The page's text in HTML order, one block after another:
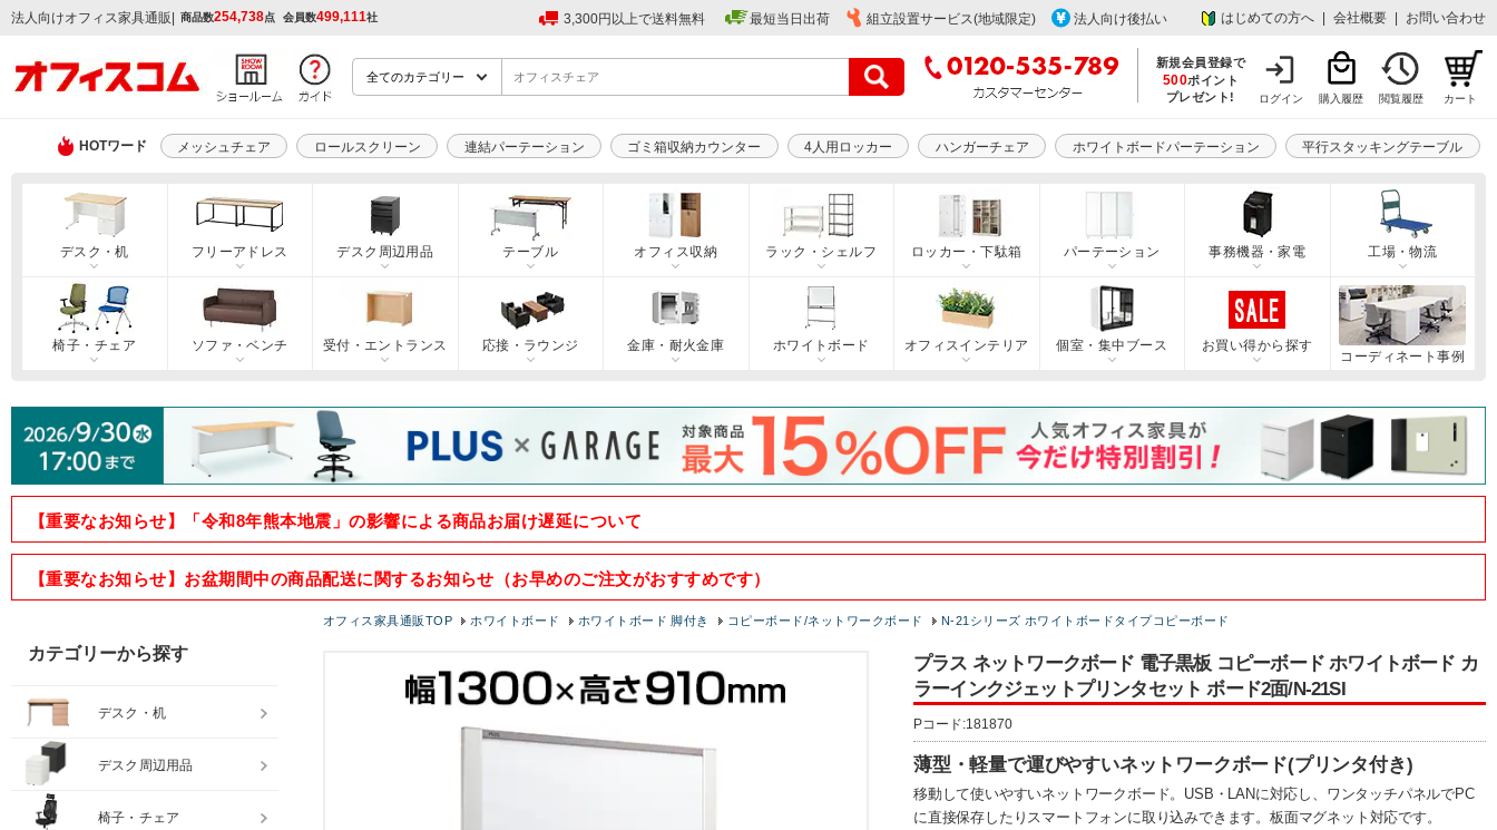
法人向けオフィス家具通販 | 商品数254,738点 会員数499,111社 3,300円以上で送料無料 最短当日出荷 組立設置サービス(地域限定) 法人向け後払い はじめての方へ 会社概要 お問い合わせ
新規会員登録で
500ポイント
プレゼント!
ログイン 購入履歴 閲覧履歴 カート
HOTワード メッシュチェア ロールスクリーン 連結パーテーション ゴミ箱収納カウンター 4人用ロッカー ハンガーチェア ホワイトボードパーテーション 平行スタッキングテーブル
デスク・机 フリーアドレス デスク周辺用品 テーブル オフィス収納 ラック・シェルフ ロッカー・下駄箱 パーテーション 事務機器・家電 工場・物流
椅子・チェア ソファ・ベンチ 受付・エントランス 応接・ラウンジ 金庫・耐火金庫 ホワイトボード オフィスインテリア 個室・集中ブース
お買い得から探す
コーディネート事例
【重要なお知らせ】「令和8年熊本地震」の影響による商品お届け遅延について
【重要なお知らせ】お盆期間中の商品配送に関するお知らせ（お早めのご注文がおすすめです）
オフィス家具通販TOP ホワイトボード ホワイトボード 脚付き コピーボード/ネットワークボード N-21シリーズ ホワイトボードタイプコピーボード
プラス ネットワークボード 電子黒板 コピーボード ホワイトボード カ
ラーインクジェットプリンタセット ボード2面/N-21SI
Pコード:181870
薄型・軽量で運びやすいネットワークボード(プリンタ付き)
移動して使いやすいネットワークボード。USB・LANに対応し、ワンタッチパネルでPC
に直接保存したりスマートフォンに取り込みできます。板面マグネット対応です。
カテゴリーから探す
デスク・机
デスク周辺用品
椅子・チェア